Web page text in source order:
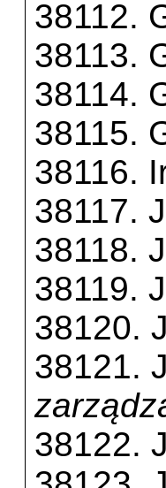
38112.
38113.
38114.
38115.
38116.
38117.
38118.
38119.
38120.
38121.
38122.